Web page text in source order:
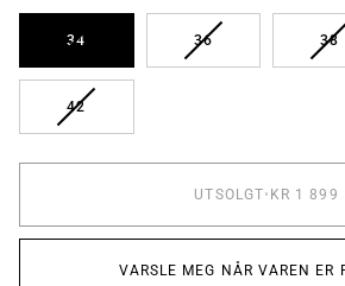
34UTSOLGT 36UTSOLGT 38
42UTSOLGT
UTSOLGT• KR 1 899
VARSLE MEG NÅR VAREN ER